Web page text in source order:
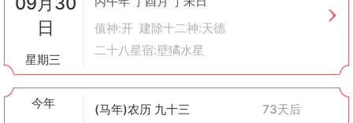
日
星期三
值神:开 建除十二神:天德
二十八星宿:壁獝水星
今年 (马年)农历 九十三
73天后